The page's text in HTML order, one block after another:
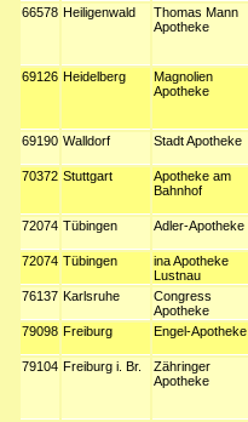
66578 Heiligenwald
Thomas Mann
Apotheke
69126 Heidelberg
Magnolien
Apotheke
69190 Walldorf Stadt Apotheke
70372 Stuttgart
Apotheke am
Bahnhof
72074 Tübingen Adler-Apotheke
72074 Tübingen
ina Apotheke
Lustnau
76137 Karlsruhe
Congress
Apotheke
79098 Freiburg Engel-Apotheke
79104 Freiburg i. Br.
Zähringer
Apotheke